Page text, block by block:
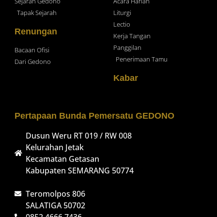
Tapak Sejarah
Renungan
Bacaan Ofisi
Dari Gedono
Liturgi
Lectio
Kerja Tangan
Panggilan
Penerimaan Tamu
Kabar
Pertapaan Bunda Pemersatu GEDONO
Dusun Weru RT 019 / RW 008
Kelurahan Jetak
Kecamatan Getasan
Kabupaten SEMARANG 50774
Teromolpos 806
SALATIGA 50702